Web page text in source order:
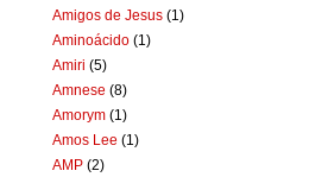
Amigos de Jesus (1)
Aminoácido (1)
Amiri (5)
Amnese (8)
Amorym (1)
Amos Lee (1)
AMP (2)